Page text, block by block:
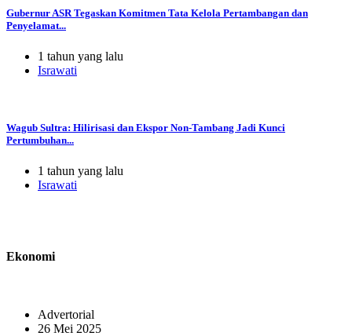
Gubernur ASR Tegaskan Komitmen Tata Kelola Pertambangan dan
Penyelamat...
1 tahun yang lalu
Israwati
Wagub Sultra: Hilirisasi dan Ekspor Non-Tambang Jadi Kunci
Pertumbuhan...
1 tahun yang lalu
Israwati
Ekonomi
Advertorial
26 Mei 2025